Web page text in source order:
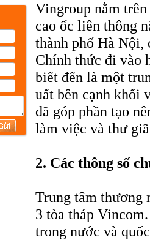
Vingroup nằm
cao ốc liên thông
thành phố Hà Nội,
Chính thức đi vào
biết đến là một
uất bên cạnh khối
đã góp phần tạo
làm việc và thư
2. Các thông số
Trung tâm thương
3 tòa tháp
trong nước và